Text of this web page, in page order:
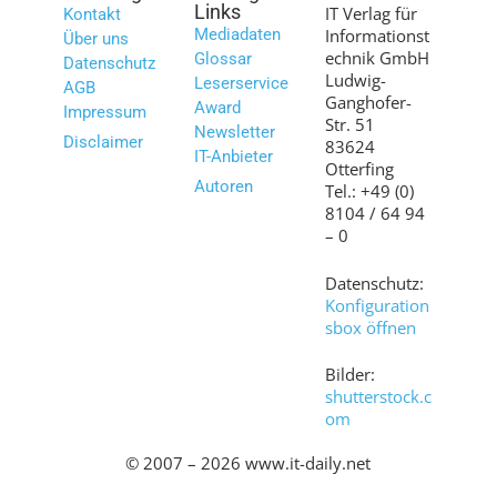
Kontakt
Über uns
Datenschutz
AGB
Impressum
Disclaimer
Links
Mediadaten
Glossar
Leserservice
Award
Newsletter
IT-Anbieter
Autoren
IT Verlag für
Informationst
echnik GmbH
Ludwig-
Ganghofer-
Str. 51
83624
Otterfing
Tel.: +49 (0)
8104 / 64 94
– 0
Datenschutz:
Konfiguration
sbox öffnen
Bilder:
shutterstock.c
om
© 2007 – 2026 www.it-daily.net